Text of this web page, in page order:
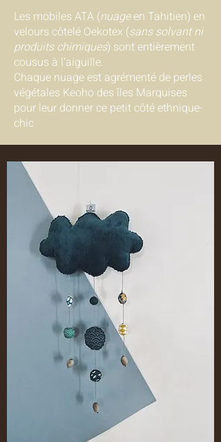
Les mobiles ATA (nuageen Tahitien) en
velours côtelé Oekotex (sans solvant ni
produits chimiques) sont entièrement
cousus à l’aiguille.
Chaque nuage est agrémenté de perles
végétales Keoho des îles Marquises
pour leur donner ce petit côté ethnique-
chic